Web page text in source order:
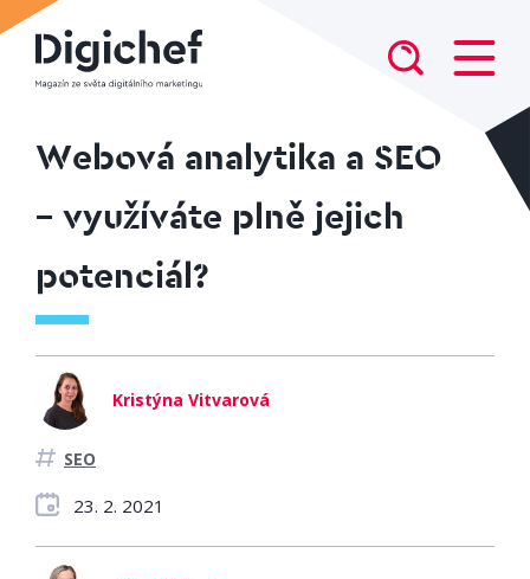
Webová analytika a SEO
– využíváte plně jejich
potenciál?
Kristýna Vitvarová
SEO
23. 2. 2021